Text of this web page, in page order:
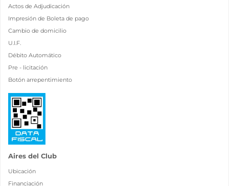
Actos de Adjudicación
Impresión de Boleta de pago
Cambio de domicilio
U.I.F.
Débito Automático
Pre - licitación
Botón arrepentimiento
Aires del Club
Ubicación
Financiación